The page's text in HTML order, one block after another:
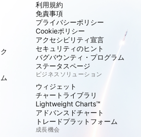
利用規約
免責事項
プライバシーポリシー
Cookieポリシー
アクセシビリティ宣言
セキュリティのヒント
バグバウンティ・プログラム
ステータスページ
ビジネスソリューション
ウィジェット
チャートライブラリ
Lightweight Charts™
アドバンスドチャート
トレードプラットフォーム
成長機会